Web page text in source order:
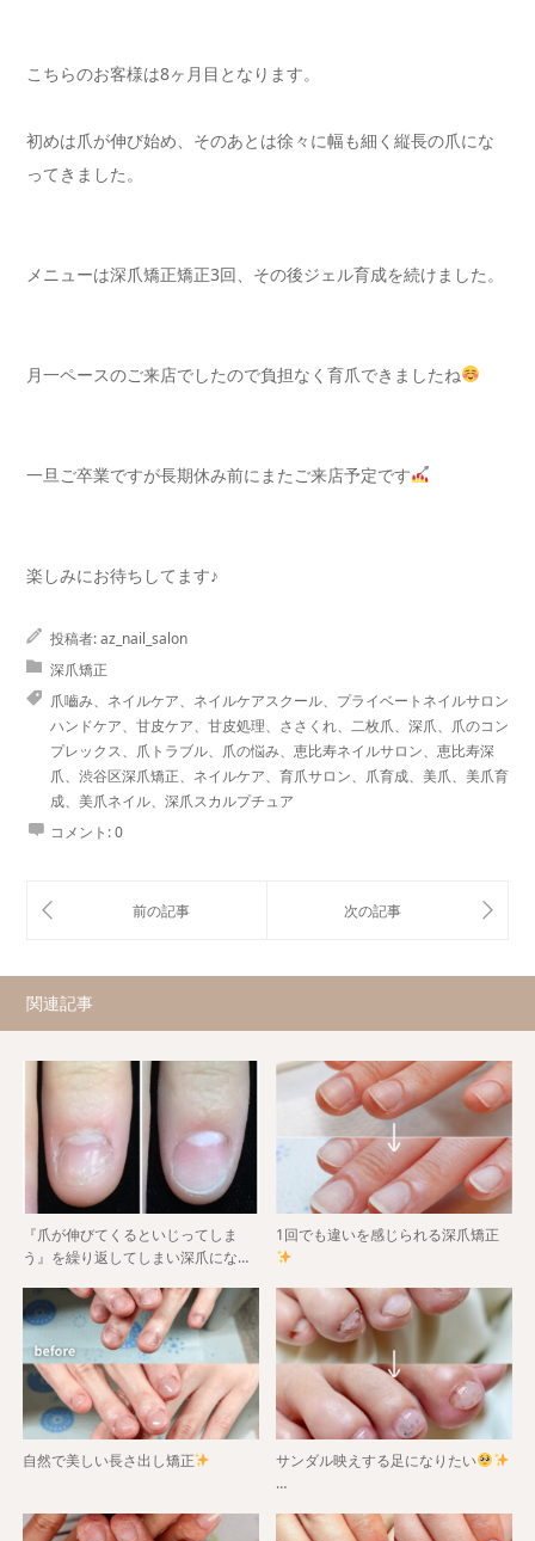
こちらのお客様は8ヶ月目となります。
初めは爪が伸び始め、そのあとは徐々に幅も細く縦長の爪にな
ってきました。
メニューは深爪矯正矯正3回、その後ジェル育成を続けました。
月一ペースのご来店でしたので負担なく育爪できましたね
一旦ご卒業ですが長期休み前にまたご来店予定です
楽しみにお待ちしてます♪
投稿者:az_nail_salon
深爪矯正
爪嚙み、ネイルケア、ネイルケアスクール、プライベートネイルサロン
ハンドケア、甘皮ケア、甘皮処理、ささくれ、二枚爪、深爪、爪のコン
プレックス、爪トラブル、爪の悩み、恵比寿ネイルサロン、恵比寿深
爪、渋谷区深爪矯正、ネイルケア、育爪サロン、爪育成、美爪、美爪育
成、美爪ネイル、深爪スカルプチュア
コメント:0
関連記事
『爪が伸びてくるといじってしま
う』を繰り返してしまい深爪にな…
1回でも違いを感じられる深爪矯正
自然で美しい長さ出し矯正
サンダル映えする足になりたい
…